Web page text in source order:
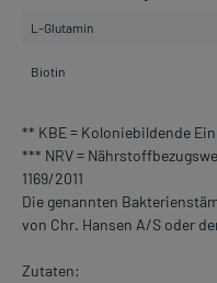
L-Glutamin
Biotin
** KBE = Koloniebildende
*** NRV =
1169/2011
Die genannten
von Chr. Hansen A/S oder
Zutaten: